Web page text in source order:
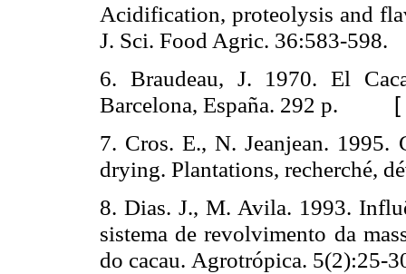
Acidification, proteolysis and
J. Sci. Food Agric. 36:583-598.
6. Braudeau, J. 1970. El
Barcelona, España. 292 p.
[
7. Cros. E., N. Jeanjean.
drying. Plantations, recherché,
8. Dias. J., M. Avila. 1993.
sistema de revolvimento da
do cacau. Agrotrópica. 5(2):25-